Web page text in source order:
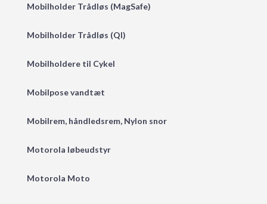
Mobilholder Trådløs (MagSafe)
Mobilholder Trådløs (QI)
Mobilholdere til Cykel
Mobilpose vandtæt
Mobilrem, håndledsrem, Nylon snor
Motorola løbeudstyr
Motorola Moto